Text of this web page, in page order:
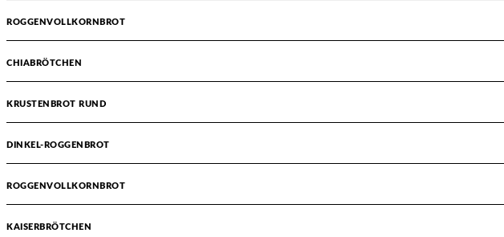
ROGGENVOLLKORNBROT
CHIABRÖTCHEN
KRUSTENBROT RUND
DINKEL-ROGGENBROT
ROGGENVOLLKORNBROT
KAISERBRÖTCHEN